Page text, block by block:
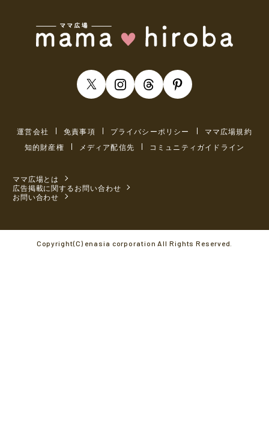
運営会社 免責事項 プライバシーポリシー
ママ広場規約
知的財産権
メディア配信先 コミュニティガイドライン
ママ広場とは
広告掲載に関するお問い合わせ
お問い合わせ
Copyright(C) enasia corporation All Rights Reserved.